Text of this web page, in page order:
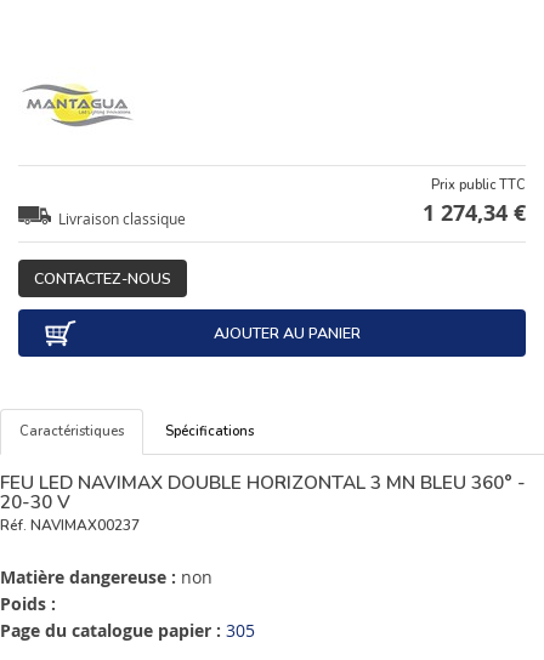
Livraison classique
Prix public TTC
1 274,34 €
CONTACTEZ-NOUS
AJOUTER AU PANIER
Caractéristiques Spécifications
FEU LED NAVIMAX DOUBLE HORIZONTAL 3 MN BLEU 360° -
20-30 V
Réf. NAVIMAX00237
Matière dangereuse : non
Poids :
Page du catalogue papier : 305